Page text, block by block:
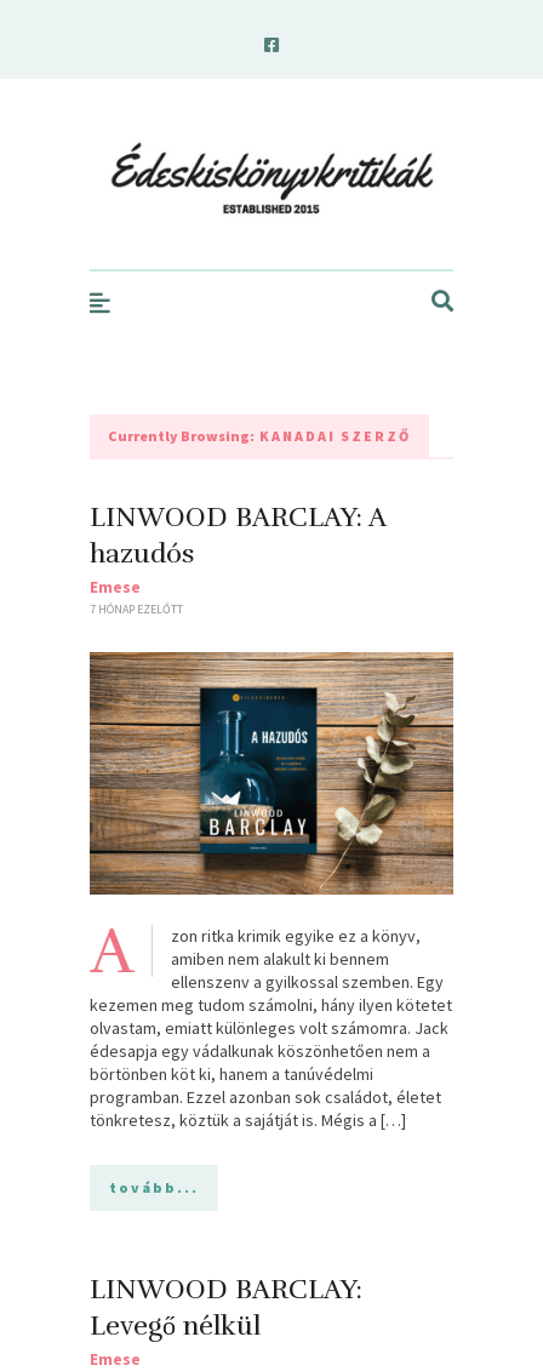
Currently Browsing: KANADAI SZERZŐ
LINWOOD BARCLAY: A
hazudós
Emese
7 HÓNAP EZELŐTT
A
zon ritka krimik egyike ez a könyv,
amiben nem alakult ki bennem
ellenszenv a gyilkossal szemben. Egy
kezemen meg tudom számolni, hány ilyen kötetet
olvastam, emiatt különleges volt számomra. Jack
édesapja egy vádalkunak köszönhetően nem a
börtönben köt ki, hanem a tanúvédelmi
programban. Ezzel azonban sok családot, életet
tönkretesz, köztük a sajátját is. Mégis a […]
tovább...
LINWOOD BARCLAY:
Levegő nélkül
Emese